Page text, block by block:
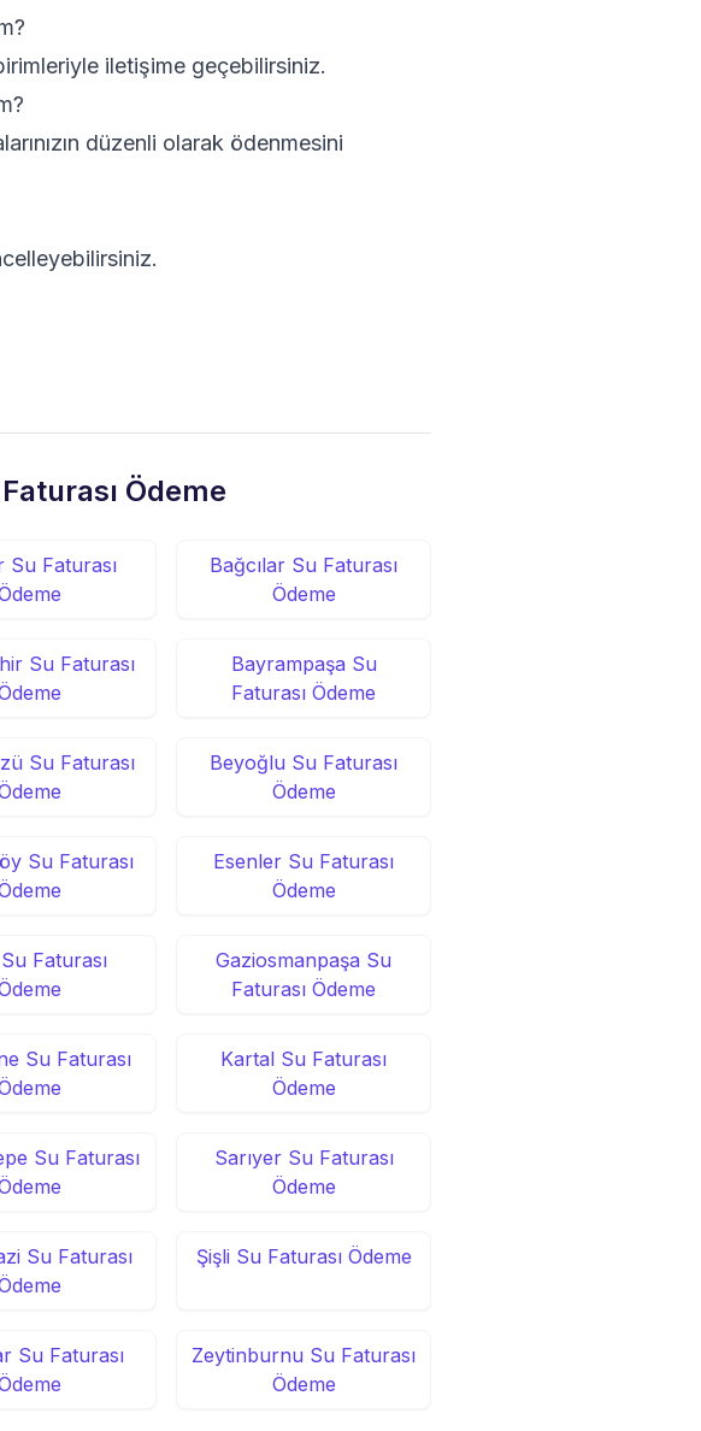
iletişime geçebilirsiniz.
düzenli olarak ödenmesini
Ödeme
Su Faturası
Bağcılar Su Faturası
Ödeme
Su Faturası
Bayrampaşa Su
Faturası Ödeme
Su Faturası
Beyoğlu Su Faturası
Ödeme
Su Faturası
Esenler Su Faturası
Ödeme
Faturası
Gaziosmanpaşa Su
Faturası Ödeme
Su Faturası
Kartal Su Faturası
Ödeme
Su Faturası
Sarıyer Su Faturası
Ödeme
Su Faturası
Şişli Su Faturası Ödeme
Su Faturası
Zeytinburnu Su Faturası
Ödeme